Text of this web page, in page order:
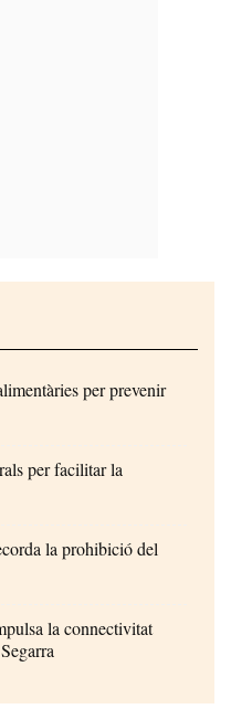
per prevenir
per facilitar la
la prohibició del
la connectivitat